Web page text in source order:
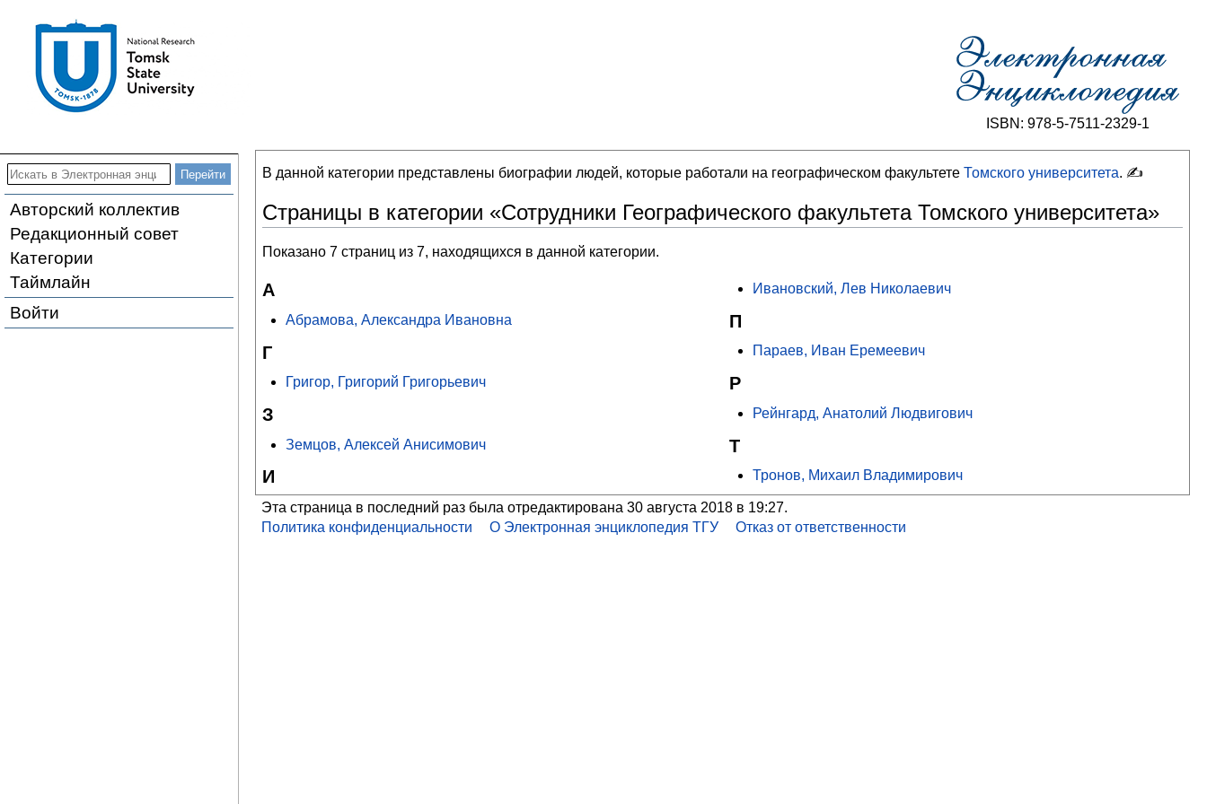
ISBN: 978-5-7511-2329-1
Авторский коллектив
Редакционный совет
Категории
Таймлайн
Войти
В данной категории представлены биографии людей, которые работали на географическом факультете Томского университета. ✍
Страницы в категории «Сотрудники Географического факультета Томского университета»
Показано 7 страниц из 7, находящихся в данной категории.
А
Абрамова, Александра Ивановна
Г
Григор, Григорий Григорьевич
З
Земцов, Алексей Анисимович
И
Ивановский, Лев Николаевич
П
Параев, Иван Еремеевич
Р
Рейнгард, Анатолий Людвигович
Т
Тронов, Михаил Владимирович
Эта страница в последний раз была отредактирована 30 августа 2018 в 19:27.
Политика конфиденциальности
О Электронная энциклопедия ТГУ Отказ от ответственности